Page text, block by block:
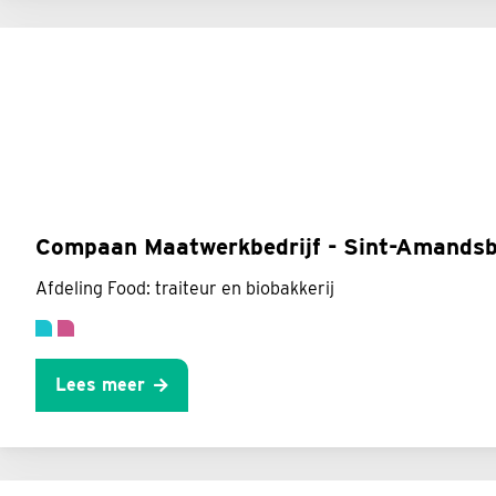
Compaan Maatwerkbedrijf - Sint-
Afdeling Food: traiteur en biobakkerij
Lees meer